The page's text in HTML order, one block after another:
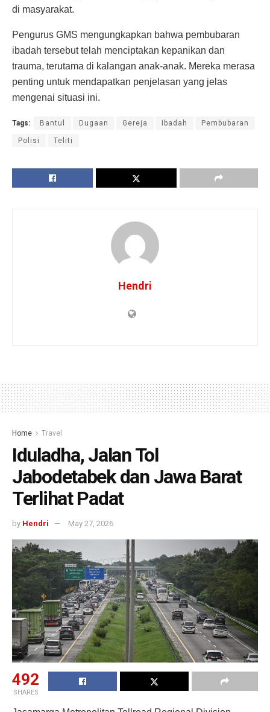
di masyarakat.
Pengurus GMS mengungkapkan bahwa pembubaran
ibadah tersebut telah menciptakan kepanikan dan
trauma, terutama di kalangan anak-anak. Mereka merasa
penting untuk mendapatkan penjelasan yang jelas
mengenai situasi ini.
Tags: Bantul Dugaan Gereja Ibadah Pembubaran
Polisi Teliti
Hendri
Home Travel
Iduladha, Jalan Tol
Jabodetabek dan Jawa Barat
Terlihat Padat
by Hendri May 27, 2026
492
SHARES